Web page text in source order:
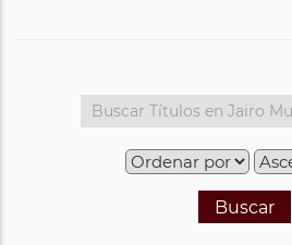
Buscar